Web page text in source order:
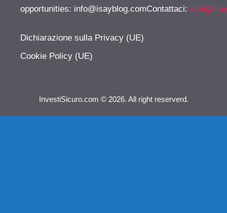
opportunities: info@isayblog.comContattaci:
Dichiarazione sulla Privacy (UE)
Cookie Policy (UE)
InvestiSicuro.com © 2026. All right reserverd.